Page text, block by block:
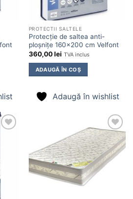
PROTECTII SALTELE
Protecție de saltea anti-
ploșnițe 160×200 cm Velfont
360,00lei TVA inclus
ADAUGĂ ÎN COȘ
Adaugă în wishlist
Adaugă
în
wishlist